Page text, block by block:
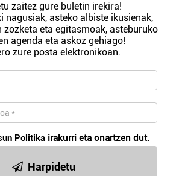
zaitez gure buletin irekira!
nagusiak, asteko albiste ikusienak,
eta egitasmoak, asteburuko
agenda eta askoz gehiago!
zure posta elektronikoan.
Politika irakurri eta onartzen dut.
Harpidetu